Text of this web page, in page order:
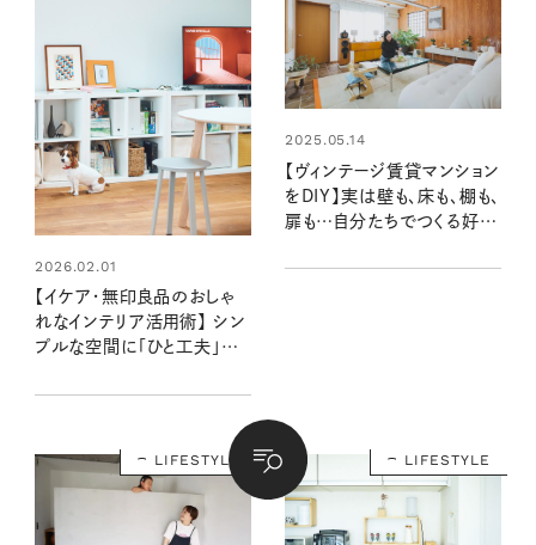
2026.02.01
【イケア・無印良品のおしゃ
れなインテリア活用術】 シン
プルな空間に「ひと工夫」で
昌裕さん宅
2025.05.14
【ヴィンテージ賃貸マンション
をDIY】実は壁も、床も、棚も、
扉も…自分たちでつくる好み
訪問：長野宏美さん宅後編）
LIFESTYLE LIFESTYLE